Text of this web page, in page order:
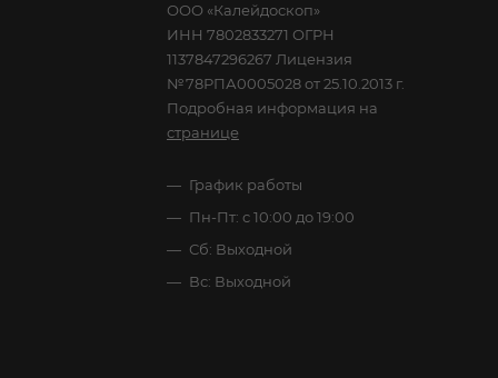
ООО «Калейдоскоп»
ИНН 7802833271 ОГРН
1137847296267 Лицензия
№78РПА0005028 от 25.10.2013 г.
Подробная информация на
странице
График работы
Пн-Пт: с 10:00 до 19:00
Сб: Выходной
Вс: Выходной